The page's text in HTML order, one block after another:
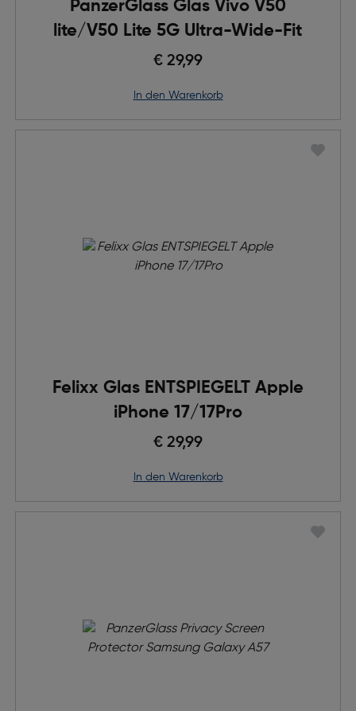
PanzerGlass Glas Vivo V50
lite/V50 Lite 5G Ultra-Wide-Fit
€ 29,99
in den Warenkorb
Felixx Glas ENTSPIEGELT Apple
iPhone 17/17Pro
€ 29,99
in den Warenkorb